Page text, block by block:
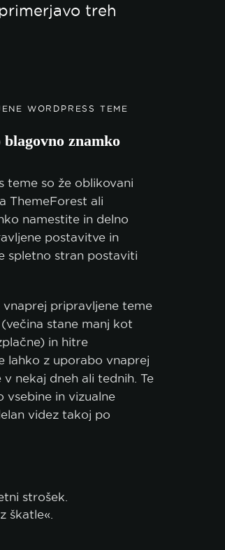
treh
WORDPRESS TEME
blagovno znamko
teme so že oblikovani
ThemeForest ali
namestite in delno
postavitve in
spletno stran postaviti
pripravljene teme
stane manj kot
in hitre
lahko z uporabo vnaprej
nekaj dneh ali tednih. Te
in vizualne
videz takoj po
strošek.
škatle«.